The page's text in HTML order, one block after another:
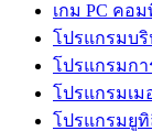
เกม PC คอม
โปรแกรมบ
โปรแกรมก
โปรแกรมเม
โปรแกรมยู